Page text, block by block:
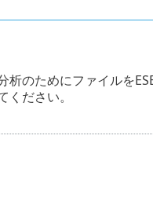
析のためにファイルを
ください。